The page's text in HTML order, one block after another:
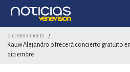
Entretenimiento /
Rauw Alejandro ofrecerá concierto gratuito
diciembre